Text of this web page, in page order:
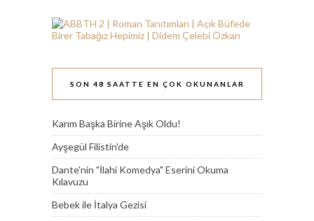
SON 48 SAATTE EN ÇOK OKUNANLAR
Karım Başka Birine Aşık Oldu!
Ayşegül Filistin'de
Dante'nin "İlahi Komedya" Eserini Okuma
Kılavuzu
Bebek ile İtalya Gezisi